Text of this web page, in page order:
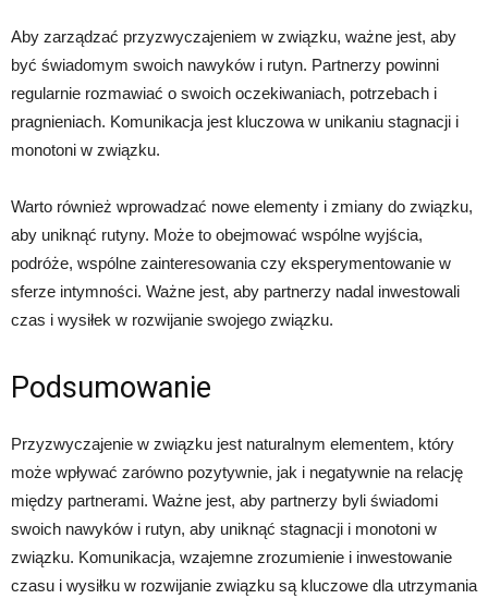
Aby zarządzać przyzwyczajeniem w związku, ważne jest, aby
być świadomym swoich nawyków i rutyn. Partnerzy powinni
regularnie rozmawiać o swoich oczekiwaniach, potrzebach i
pragnieniach. Komunikacja jest kluczowa w unikaniu stagnacji i
monotoni w związku.
Warto również wprowadzać nowe elementy i zmiany do związku,
aby uniknąć rutyny. Może to obejmować wspólne wyjścia,
podróże, wspólne zainteresowania czy eksperymentowanie w
sferze intymności. Ważne jest, aby partnerzy nadal inwestowali
czas i wysiłek w rozwijanie swojego związku.
Podsumowanie
Przyzwyczajenie w związku jest naturalnym elementem, który
może wpływać zarówno pozytywnie, jak i negatywnie na relację
między partnerami. Ważne jest, aby partnerzy byli świadomi
swoich nawyków i rutyn, aby uniknąć stagnacji i monotoni w
związku. Komunikacja, wzajemne zrozumienie i inwestowanie
czasu i wysiłku w rozwijanie związku są kluczowe dla utrzymania